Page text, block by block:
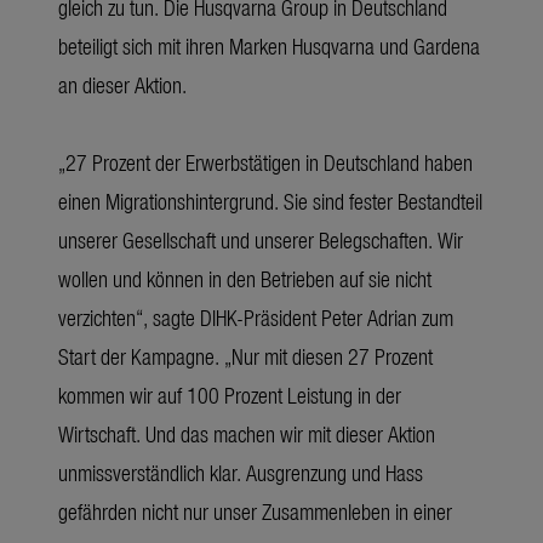
gleich zu tun. Die Husqvarna Group in Deutschland
beteiligt sich mit ihren Marken Husqvarna und Gardena
an dieser Aktion.
„27 Prozent der Erwerbstätigen in Deutschland haben
einen Migrationshintergrund. Sie sind fester Bestandteil
unserer Gesellschaft und unserer Belegschaften. Wir
wollen und können in den Betrieben auf sie nicht
verzichten“, sagte DIHK-Präsident Peter Adrian zum
Start der Kampagne. „Nur mit diesen 27 Prozent
kommen wir auf 100 Prozent Leistung in der
Wirtschaft. Und das machen wir mit dieser Aktion
unmissverständlich klar. Ausgrenzung und Hass
gefährden nicht nur unser Zusammenleben in einer